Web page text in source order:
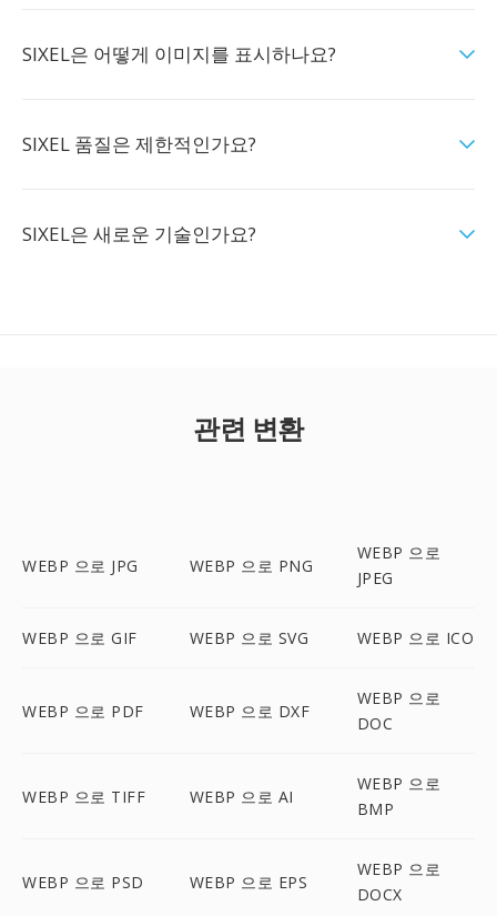
SIXEL은 어떻게 이미지를 표시하나요?
SIXEL 품질은 제한적인가요?
SIXEL은 새로운 기술인가요?
관련 변환
WEBP 으로 JPG WEBP 으로 PNG
WEBP 으로
JPEG
WEBP 으로 GIF WEBP 으로 SVG WEBP 으로 ICO
WEBP 으로 PDF WEBP 으로 DXF
WEBP 으로
DOC
WEBP 으로 TIFF WEBP 으로 AI
WEBP 으로
BMP
WEBP 으로 PSD WEBP 으로 EPS
WEBP 으로
DOCX